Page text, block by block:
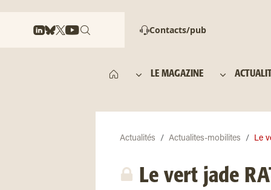
Contacts/pub
LE MAGAZINE
Actualités Actualites-mobilites Le
Le vert jade